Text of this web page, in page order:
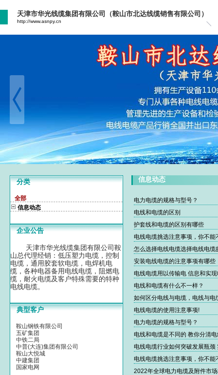
天津市华光线缆集团有限公司（鞍山市北达线缆销售有限公司）
http://www.asnpy.cn
分类
全部
信息动态
企业公告
天津市华光线缆集团有限公司鞍
山总代理经销：低压塑力电缆，控制
电缆，通用胶套软电缆，电焊机电
缆，各种电器备用电线电缆，阻燃电
缆，耐火电缆及客户特殊需要的特种
电线电缆。
典型客户
鞍山钢铁有限公司
五矿集团
中铁二局
中普(大连)集团有限公司
鞍山大悦城
中建集团
国家电网
信息动态
电力电缆的规格与型号？
电线和电缆的区别
护套线和电缆的区别有哪些
电线电缆挑选注意事项，你不能
怎么选择电线电缆选择电线电缆
安装电线电缆的注意事项有哪些
电线电缆用以传输电 信息和实
电线和电缆有什么不一样？
如何区分电线与电缆，电线与
电线电缆的使用注意事项!
电力电缆的规格与型号？
电线和电缆是不同的 教你分清
电线电缆行业如何突破发展瓶颈
电线电缆挑选注意事项，你不能
2022年全球电力电缆及附件市